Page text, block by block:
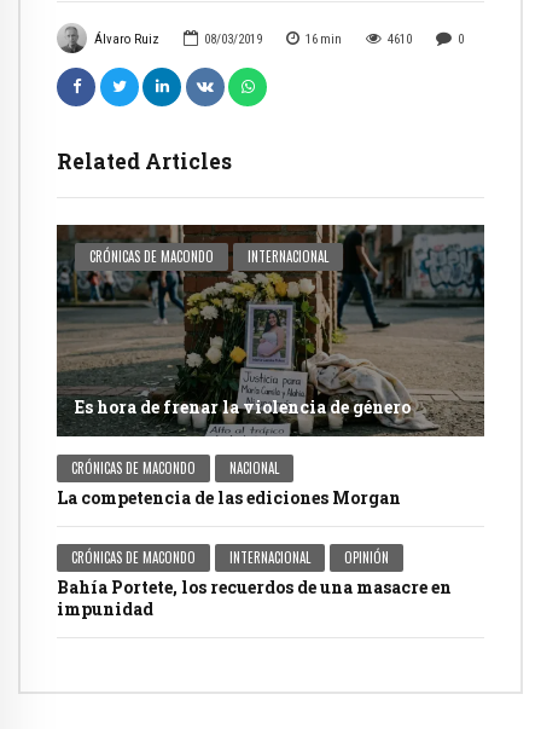
Álvaro Ruiz 08/03/2019 16 min 4610 0
Related Articles
CRÓNICAS DE MACONDO INTERNACIONAL
Es hora de frenar la violencia de género
CRÓNICAS DE MACONDO NACIONAL
La competencia de las ediciones Morgan
CRÓNICAS DE MACONDO INTERNACIONAL OPINIÓN
Bahía Portete, los recuerdos de una masacre en
impunidad